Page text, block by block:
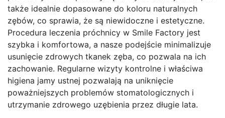
także idealnie dopasowane do koloru naturalnych
zębów, co sprawia, że są niewidoczne i estetyczne.
Procedura leczenia próchnicy w Smile Factory jest
szybka i komfortowa, a nasze podejście minimalizuje
usunięcie zdrowych tkanek zęba, co pozwala na ich
zachowanie. Regularne wizyty kontrolne i właściwa
higiena jamy ustnej pozwalają na uniknięcie
poważniejszych problemów stomatologicznych i
utrzymanie zdrowego uzębienia przez długie lata.